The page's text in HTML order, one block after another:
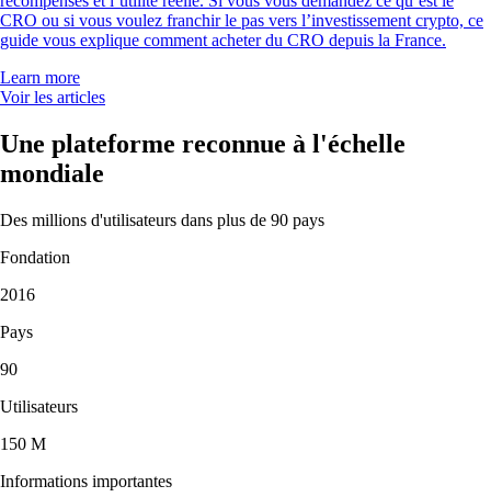
CRO ou si vous voulez franchir le pas vers l’investissement crypto, ce
guide vous explique comment acheter du CRO depuis la France.
Learn more
Voir les articles
Une plateforme reconnue à l'échelle
mondiale
Des millions d'utilisateurs dans plus de 90 pays
Fondation
2016
Pays
90
Utilisateurs
150 M
Informations importantes